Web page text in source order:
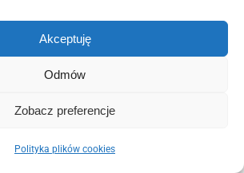
Akceptuję
Odmów
Zobacz preferencje
Polityka plików cookies
Facebook
Domintell
Email